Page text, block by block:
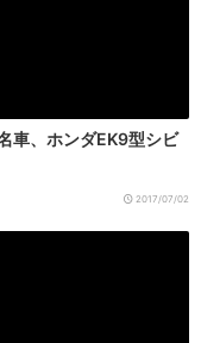
車、ホンダEK9型シビ
2017/07/02